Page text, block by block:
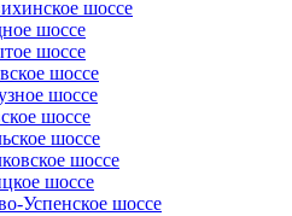
шоссе
шоссе
шоссе
шоссе
шоссе
шоссе
шоссе
шоссе
шоссе
Успенское шоссе